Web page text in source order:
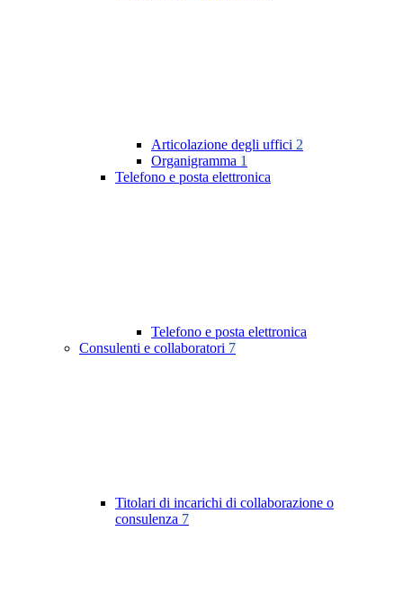
Articolazione degli uffici 2
Organigramma 1
Telefono e posta elettronica
Telefono e posta elettronica
Consulenti e collaboratori 7
Titolari di incarichi di collaborazione o
consulenza 7